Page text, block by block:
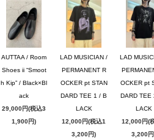
AUTTAA / Room
Shoes ii “Smoot
h Kip” / Black×Bl
ack
29,000円(税込3
1,900円)
LAD MUSICIAN /
PERMANENT R
OCKER pt STAN
DARD TEE 1 / B
LACK
12,000円(税込1
3,200円)
LAD
OCKER pt
DARD TEE
LACK
12,000円(
3,200